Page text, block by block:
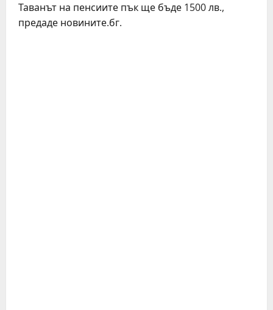
Таванът на пенсиите пък ще бъде 1500 лв.,
предаде новините.бг.